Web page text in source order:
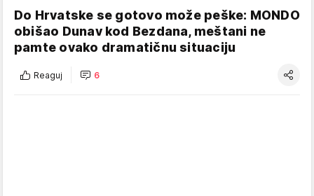
Do Hrvatske se gotovo može peške: MONDO
obišao Dunav kod Bezdana, meštani ne
pamte ovako dramatičnu situaciju
Reaguj 6